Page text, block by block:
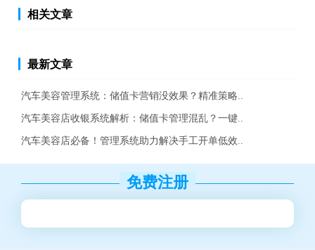
相关文章
最新文章
汽车美容管理系统：储值卡营销没效果？精准策略..
汽车美容店收银系统解析：储值卡管理混乱？一键..
汽车美容店必备！管理系统助力解决手工开单低效..
免费注册